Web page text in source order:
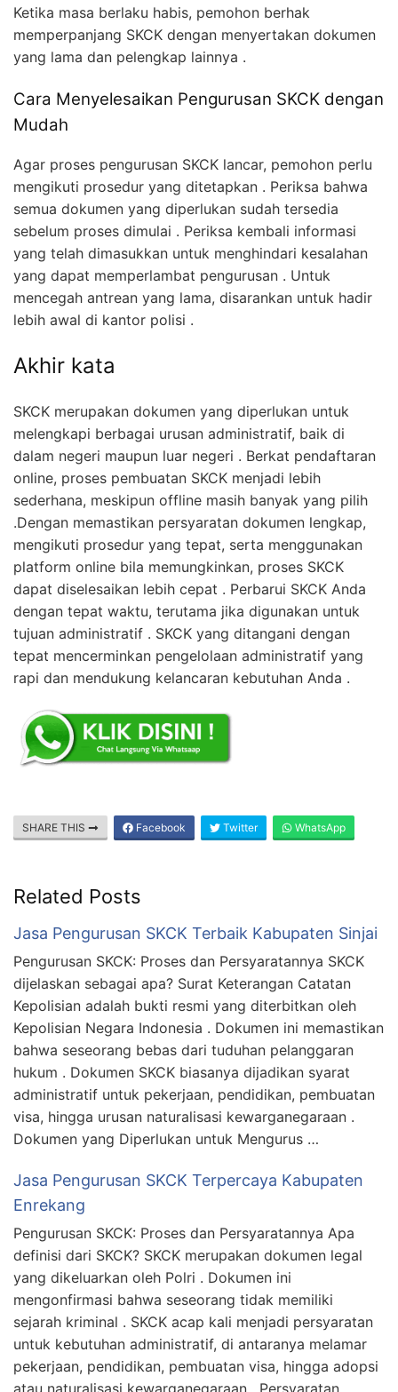
Ketika masa berlaku habis, pemohon berhak
memperpanjang SKCK dengan menyertakan dokumen
yang lama dan pelengkap lainnya .
Cara Menyelesaikan Pengurusan SKCK dengan
Mudah
Agar proses pengurusan SKCK lancar, pemohon perlu
mengikuti prosedur yang ditetapkan . Periksa bahwa
semua dokumen yang diperlukan sudah tersedia
sebelum proses dimulai . Periksa kembali informasi
yang telah dimasukkan untuk menghindari kesalahan
yang dapat memperlambat pengurusan . Untuk
mencegah antrean yang lama, disarankan untuk hadir
lebih awal di kantor polisi .
Akhir kata
SKCK merupakan dokumen yang diperlukan untuk
melengkapi berbagai urusan administratif, baik di
dalam negeri maupun luar negeri . Berkat pendaftaran
online, proses pembuatan SKCK menjadi lebih
sederhana, meskipun offline masih banyak yang pilih
.Dengan memastikan persyaratan dokumen lengkap,
mengikuti prosedur yang tepat, serta menggunakan
platform online bila memungkinkan, proses SKCK
dapat diselesaikan lebih cepat . Perbarui SKCK Anda
dengan tepat waktu, terutama jika digunakan untuk
tujuan administratif . SKCK yang ditangani dengan
tepat mencerminkan pengelolaan administratif yang
rapi dan mendukung kelancaran kebutuhan Anda .
SHARE THIS Facebook Twitter WhatsApp
Related Posts
Jasa Pengurusan SKCK Terbaik Kabupaten Sinjai
Pengurusan SKCK: Proses dan Persyaratannya SKCK
dijelaskan sebagai apa? Surat Keterangan Catatan
Kepolisian adalah bukti resmi yang diterbitkan oleh
Kepolisian Negara Indonesia . Dokumen ini memastikan
bahwa seseorang bebas dari tuduhan pelanggaran
hukum . Dokumen SKCK biasanya dijadikan syarat
administratif untuk pekerjaan, pendidikan, pembuatan
visa, hingga urusan naturalisasi kewarganegaraan .
Dokumen yang Diperlukan untuk Mengurus …
Jasa Pengurusan SKCK Terpercaya Kabupaten
Enrekang
Pengurusan SKCK: Proses dan Persyaratannya Apa
definisi dari SKCK? SKCK merupakan dokumen legal
yang dikeluarkan oleh Polri . Dokumen ini
mengonfirmasi bahwa seseorang tidak memiliki
sejarah kriminal . SKCK acap kali menjadi persyaratan
untuk kebutuhan administratif, di antaranya melamar
pekerjaan, pendidikan, pembuatan visa, hingga adopsi